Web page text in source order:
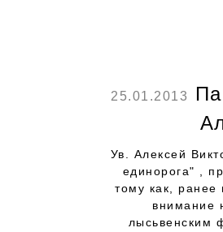
25.01.2013
Ув. Алексей
единорога" ,
тому как, ранее
внимание
лысьвенским